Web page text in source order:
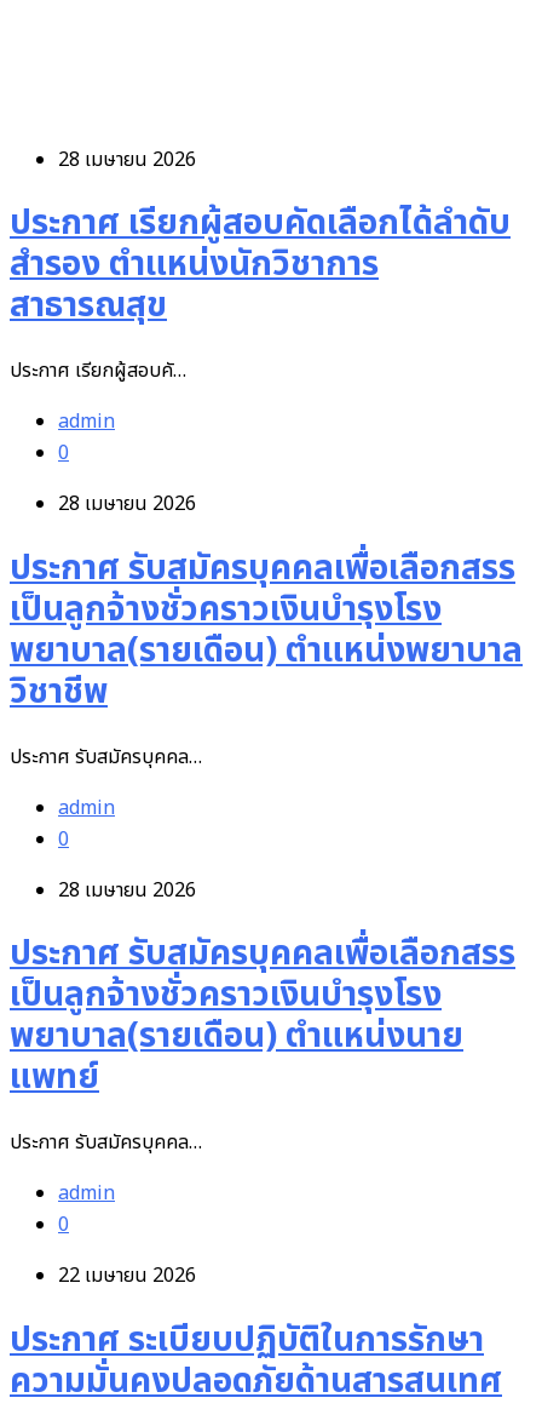
28 เมษายน 2026
ประกาศ เรียกผู้สอบคัดเลือกได้ลำดับ
สำรอง ตำแหน่งนักวิชาการ
สาธารณสุข
ประกาศ เรียกผู้สอบคั…
admin
0
28 เมษายน 2026
ประกาศ รับสมัครบุคคลเพื่อเลือกสรร
เป็นลูกจ้างชั่วคราวเงินบำรุงโรง
พยาบาล(รายเดือน) ตำแหน่งพยาบาล
วิชาชีพ
ประกาศ รับสมัครบุคคล…
admin
0
28 เมษายน 2026
ประกาศ รับสมัครบุคคลเพื่อเลือกสรร
เป็นลูกจ้างชั่วคราวเงินบำรุงโรง
พยาบาล(รายเดือน) ตำแหน่งนาย
แพทย์
ประกาศ รับสมัครบุคคล…
admin
0
22 เมษายน 2026
ประกาศ ระเบียบปฏิบัติในการรักษา
ความมั่นคงปลอดภัยด้านสารสนเทศ